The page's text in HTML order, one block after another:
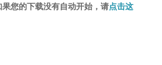
您的下载没有自动开始，请点击这